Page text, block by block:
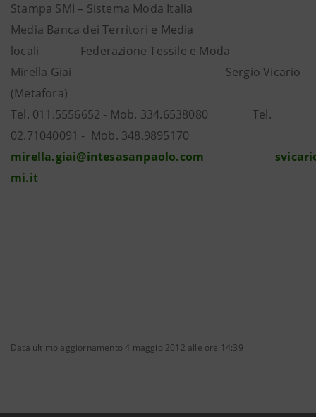
Stampa SMI – Sistema Moda Italia
Media Banca dei Territori e Media
locali Federazione Tessile e Moda
Mirella Giai Sergio Vicario
(Metafora)
Tel. 011.5556652 - Mob. 334.6538080 Tel.
02.71040091 - Mob. 348.9895170
mirella.giai@intesasanpaolo.com
mi.it
Data ultimo aggiornamento 4 maggio 2012 alle ore 14:39